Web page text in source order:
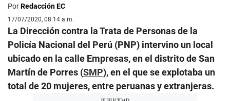
PorRedacción EC
17/07/2020, 08:14 a.m.
La Dirección contra la Trata de Personas de la
Policía Nacional del Perú (PNP) intervino un local
ubicado en la calle Empresas, en el distrito de San
Martín de Porres (SMP), en el que se explotaba un
total de 20 mujeres, entre peruanas y extranjeras.